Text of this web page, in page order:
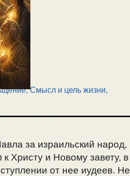
,Смысл и цель жизни,
за израильский народ,
Христу и Новому завету, в
от нее иудеев. Не